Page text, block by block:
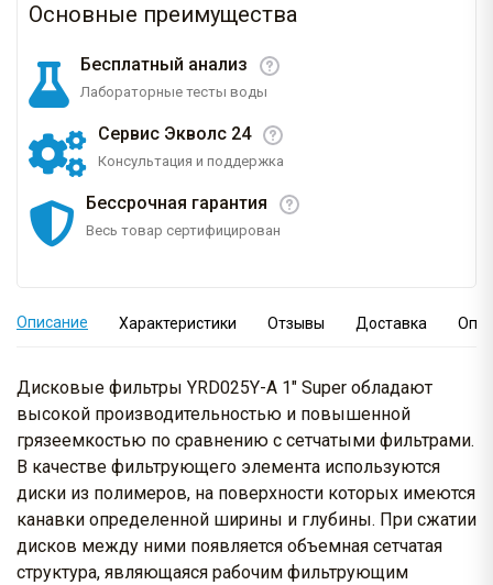
Основные преимущества
Бесплатный анализ
Лабораторные тесты воды
Сервис Экволс 24
Консультация и поддержка
Бессрочная гарантия
Весь товар сертифицирован
Описание Характеристики Отзывы Доставка
Дисковые фильтры YRD025Y-A 1" Super обладают
высокой производительностью и повышенной
грязеемкостью по сравнению с сетчатыми фильтрами.
В качестве фильтрующего элемента используются
диски из полимеров, на поверхности которых имеются
канавки определенной ширины и глубины. При сжатии
дисков между ними появляется объемная сетчатая
структура, являющаяся рабочим фильтрующим